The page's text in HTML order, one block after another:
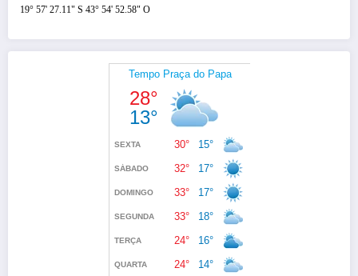
19° 57' 27.11" S 43° 54' 52.58" O